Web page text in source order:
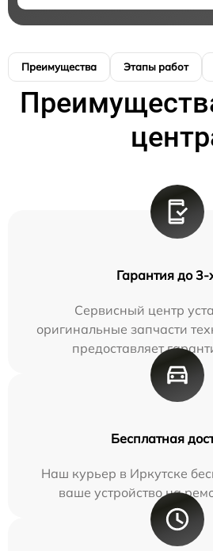
Преимущества Этапы работ
Гарантия до 3-
Сервисный центр
оригинальные запчасти
предоставляет
Бесплатная
Наш курьер в Иркутске
ваше устройство на